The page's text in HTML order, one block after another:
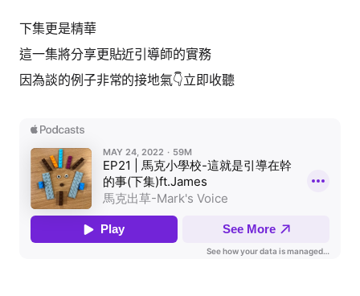
下集更是精華
這一集將分享更貼近引導師的實務
因為談的例子非常的接地氣👇立即收聽